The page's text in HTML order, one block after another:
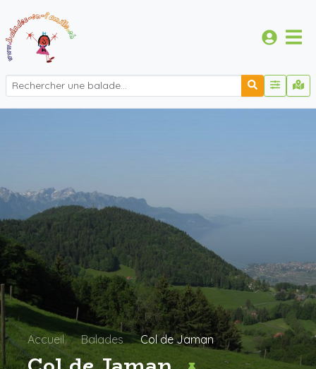
Accueil Balades Col de Jaman